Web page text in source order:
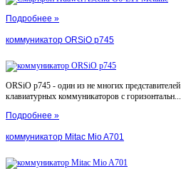
Подробнее »
коммуникатор ORSiO p745
ORSiO p745 - один из не многих представителей
клавиатурных коммуникаторов с горизонтальн...
Подробнее »
коммуникатор Mitac Mio A701